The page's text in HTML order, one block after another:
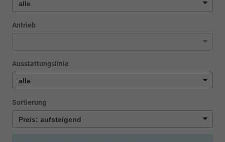
Antrieb
Ausstattungslinie
Sortierung